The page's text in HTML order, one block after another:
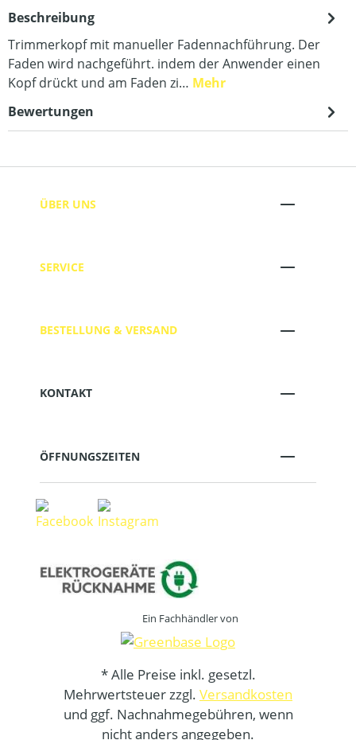
Beschreibung
Trimmerkopf mit manueller Fadennachführung. Der
Faden wird nachgeführt. indem der Anwender einen
Kopf drückt und am Faden zi… Mehr
Bewertungen
ÜBER UNS
SERVICE
BESTELLUNG & VERSAND
KONTAKT
ÖFFNUNGSZEITEN
Ein Fachhändler von
* Alle Preise inkl. gesetzl.
Mehrwertsteuer zzgl. Versandkosten
und ggf. Nachnahmegebühren, wenn
nicht anders angegeben.